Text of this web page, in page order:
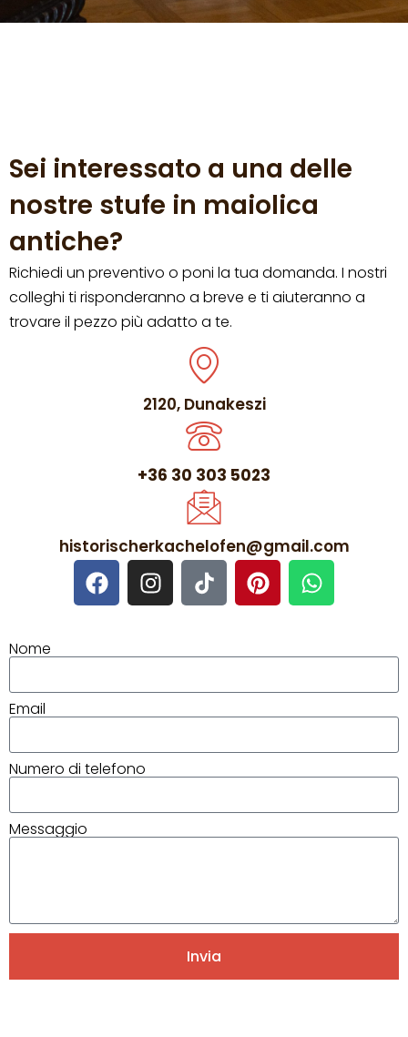
Sei interessato a una delle
nostre stufe in maiolica
antiche?
Richiedi un preventivo o poni la tua domanda. I nostri
colleghi ti risponderanno a breve e ti aiuteranno a
trovare il pezzo più adatto a te.
2120, Dunakeszi
+36 30 303 5023
historischerkachelofen@gmail.com
Nome
Email
Numero di telefono
Messaggio
Invia